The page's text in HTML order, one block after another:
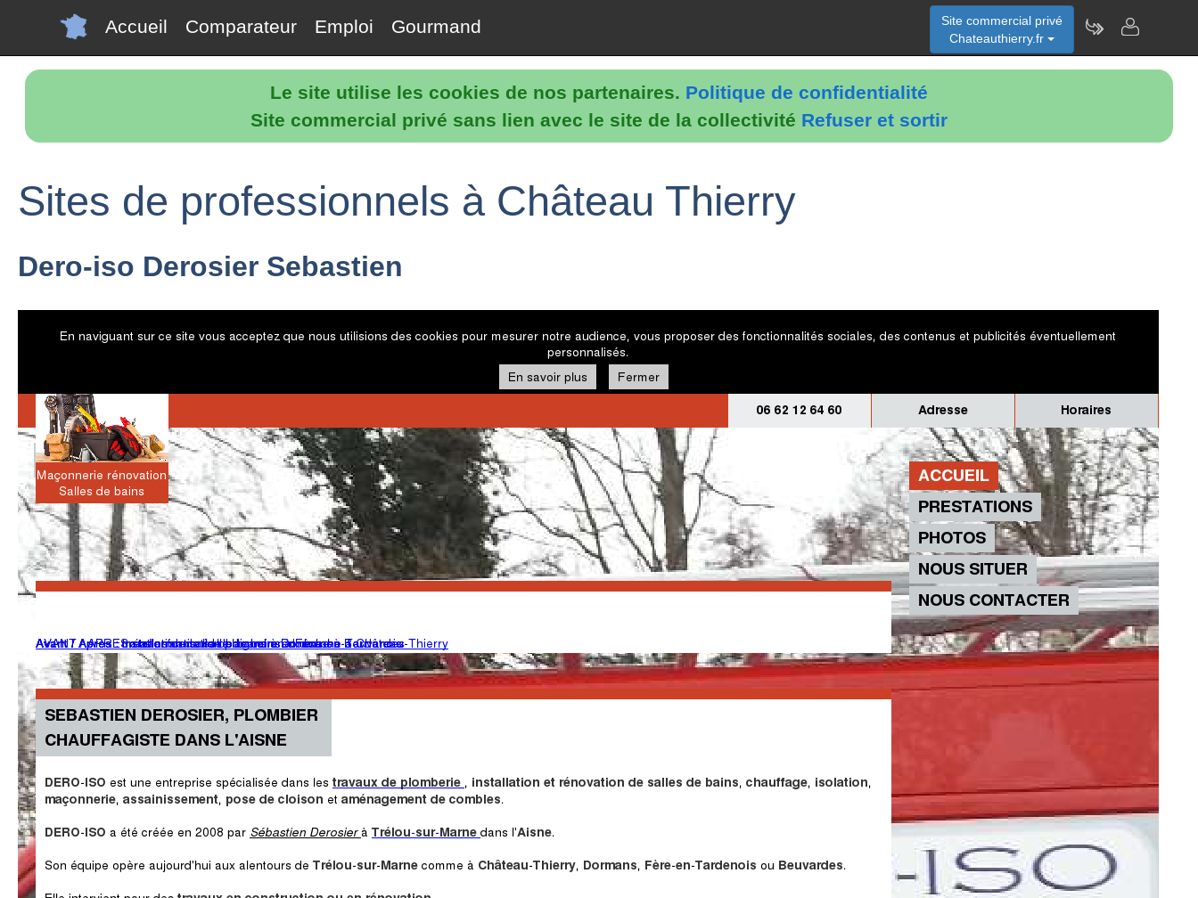
Le site utilise les cookies de nos partenaires. Politique de confidentialité
Site commercial privé sans lien avec le site de la collectivité Refuser et sortir
Accueil Comparateur Emploi Gourmand
Site commercial privé
Chateauthierry.fr
Sites de professionnels à Château Thierry
Dero-iso Derosier Sebastien